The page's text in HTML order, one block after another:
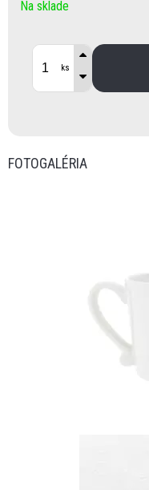
Na sklade
ks
FOTOGALÉRIA